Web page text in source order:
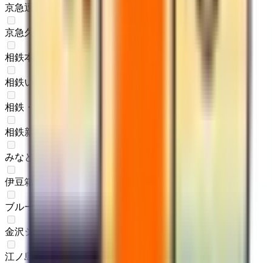
京急逗子線
京急久里浜線
相鉄本線
相鉄いずみ野線
相鉄・JR直通線
相鉄新横浜線
みなとみらい線
伊豆箱根鉄道大雄山線
ブルーライン
金沢シーサイドライン
江ノ島電鉄線